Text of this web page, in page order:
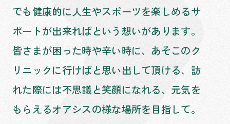
でも健康的に人生やスポーツを楽しめるサ
ポートが出来ればという想いがあります。
皆さまが困った時や辛い時に、あそこのク
リニックに行けばと思い出して頂ける、訪
れた際には不思議と笑顔になれる、元気を
もらえるオアシスの様な場所を目指して。